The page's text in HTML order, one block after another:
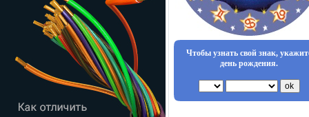
Чтобы узнать свой знак,
день рождения.